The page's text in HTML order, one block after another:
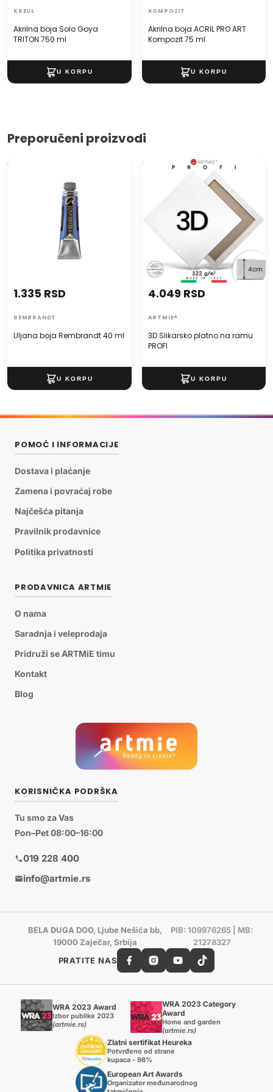
made in Germany
Akrilna boja Solo Goya
TRITON 750 ml
KREUL
Akrilna boja ACRIL PRO ART
Kompozit 75 ml
KOMPOZIT
Preporučeni proizvodi
Uljana boja Rembrandt 40
Uljana boja Rembrandt 40 ml
1.335 RSD
REMBRANDT
3D Slikarsko platno na ramu
3D Slikarsko platno na ramu
PROFI
4.049 RSD
ARTMIE®
POMOĆ I INFORMACIJE
Dostava i plaćanje
Zamena i povraćaj robe
Najčešća pitanja
Pravilnik prodavnice
Politika privatnosti
PRODAVNICA ARTMIE
O nama
Saradnja i veleprodaja
Pridruži se ARTMiE timu
Kontakt
Blog
KORISNIČKA PODRŠKA
Tu smo za Vas
Pon–Pet 08:00–16:00
019 228 400
info@artmie.rs
BELA DUGA DOO, Ljube Nešića bb,
19000 Zaječar, Srbija
PIB: 109976265 | MB:
21278327
PRATITE NAS
WRA 2023 Award
Izbor publike 2023
(artmie.rs)
WRA 2023 Category
Award
Home and garden
(artmie.rs)
Zlatni sertifikat Heureka
Potvrđeno od strane
kupaca - 98%
European Art Awards
Organizator međunarodnog